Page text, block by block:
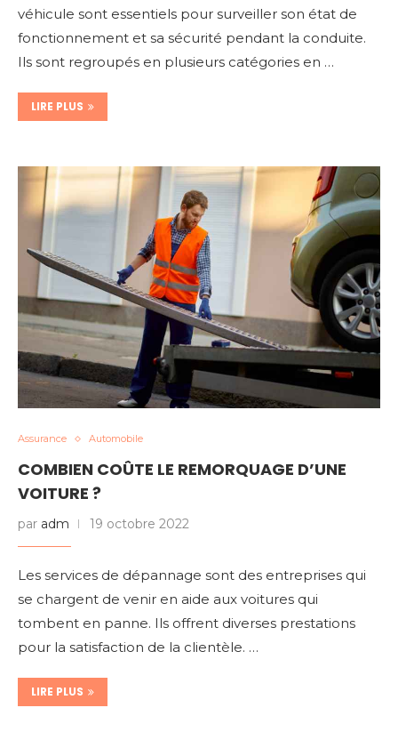
véhicule sont essentiels pour surveiller son état de
fonctionnement et sa sécurité pendant la conduite.
Ils sont regroupés en plusieurs catégories en …
LIRE PLUS
Assurance Automobile
COMBIEN COÛTE LE REMORQUAGE D’UNE
VOITURE ?
par adm 19 octobre 2022
Les services de dépannage sont des entreprises qui
se chargent de venir en aide aux voitures qui
tombent en panne. Ils offrent diverses prestations
pour la satisfaction de la clientèle. …
LIRE PLUS